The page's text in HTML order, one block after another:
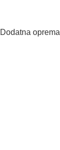
Dodatna oprema